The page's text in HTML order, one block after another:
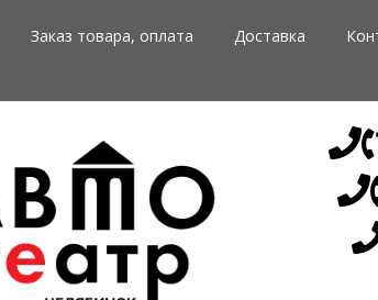
Заказ товара, оплата Доставка